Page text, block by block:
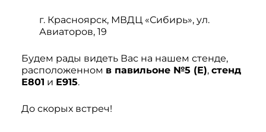
г. Красноярск, МВДЦ «Сибирь», ул.
Авиаторов, 19
Будем рады видеть Вас на нашем стенде,
расположенном в павильоне №5 (Е),стенд
Е801 и Е915.
До скорых встреч!